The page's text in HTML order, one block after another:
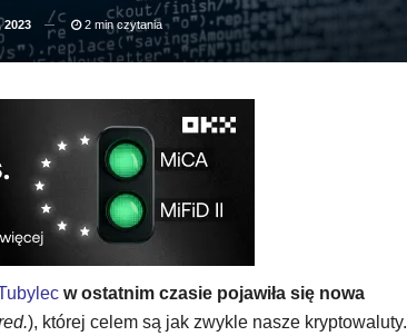
2023 2 min czytania
w ostatnim czasie pojawiła się nowa
), której celem są jak zwykle nasze kryptowaluty.